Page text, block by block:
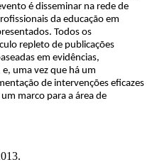
é disseminar na rede de
da educação em
Todos os
repleto de publicações
em evidências,
uma vez que há um
de intervenções eficazes
marco para a área de